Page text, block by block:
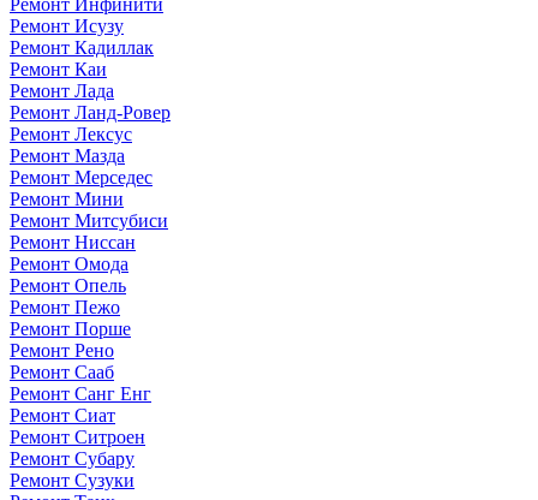
Ремонт Инфинити
Ремонт Исузу
Ремонт Кадиллак
Ремонт Каи
Ремонт Лада
Ремонт Ланд-Ровер
Ремонт Лексус
Ремонт Мазда
Ремонт Мерседес
Ремонт Мини
Ремонт Митсубиси
Ремонт Ниссан
Ремонт Омода
Ремонт Опель
Ремонт Пежо
Ремонт Порше
Ремонт Рено
Ремонт Сааб
Ремонт Санг Енг
Ремонт Сиат
Ремонт Ситроен
Ремонт Субару
Ремонт Сузуки